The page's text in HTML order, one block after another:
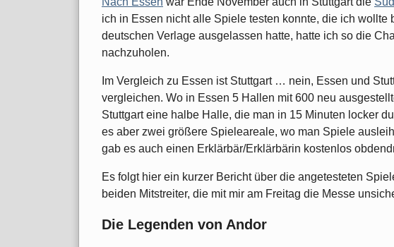
ich in Essen nicht alle Spiele testen konnte, die ich wollte
deutschen Verlage ausgelassen hatte, hatte ich so die
nachzuholen.
Im Vergleich zu Essen ist Stuttgart … nein, Essen und
vergleichen. Wo in Essen 5 Hallen mit 600 neu
Stuttgart eine halbe Halle, die man in 15 Minuten locker
es aber zwei größere Spieleareale, wo man Spiele
gab es auch einen Erklärbär/Erklärbärin kostenlos
Es folgt hier ein kurzer Bericht über die angetesteten
beiden Mitstreiter, die mit mir am Freitag die Messe
Die Legenden von Andor